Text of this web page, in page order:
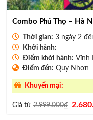
Combo Phú Thọ – Hà
Thời gian: 3 ngày 2
Khởi hành:
Điểm khởi hành: Vĩnh
Điểm đến: Quy Nhơn
Khuyến mại:
Giá từ2.999.000₫
Giá
gốc
là: